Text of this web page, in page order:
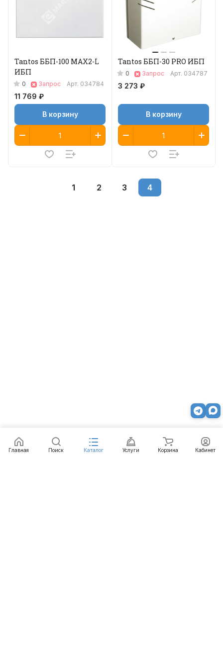
Tantos ББП-100 MAX2-L
ИБП
0 Запрос Арт. 034784
11 769 ₽
В корзину
Tantos ББП-30 PRO ИБП
0 Запрос Арт. 034787
3 273 ₽
В корзину
1 2 3 4
Главная Поиск Каталог Услуги Корзина Кабинет